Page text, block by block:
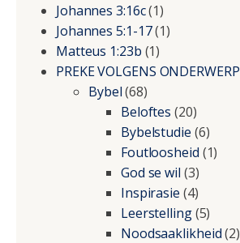
Johannes 3:16c(1)
Johannes 5:1-17(1)
Matteus 1:23b (1)
PREKE VOLGENS ONDERWERP
Bybel(68)
Beloftes (20)
Bybelstudie (6)
Foutloosheid (1)
God se wil (3)
Inspirasie (4)
Leerstelling(5)
Noodsaaklikheid(2)